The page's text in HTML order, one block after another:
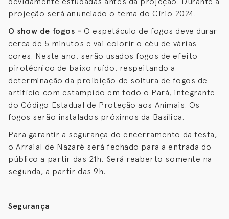
projeção será anunciado o tema do Círio 2024.
O show de fogos - O espetáculo de fogos deve durar
cerca de 5 minutos e vai colorir o céu de várias
cores. Neste ano, serão usados fogos de efeito
pirotécnico de baixo ruído, respeitando a
determinação da proibição de soltura de fogos de
artifício com estampido em todo o Pará, integrante
do Código Estadual de Proteção aos Animais. Os
fogos serão instalados próximos da Basílica.
Para garantir a segurança do encerramento da festa,
o Arraial de Nazaré será fechado para a entrada do
público a partir das 21h. Será reaberto somente na
segunda, a partir das 9h.
Segurança